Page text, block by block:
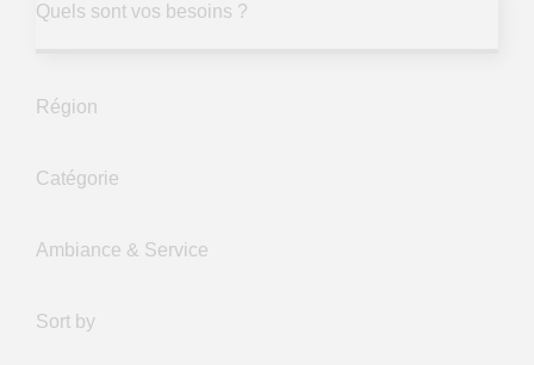
Quels sont vos besoins ?
Région
Catégorie
Ambiance & Service
Sort by